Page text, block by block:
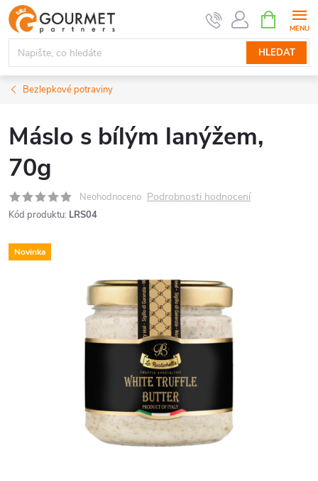
Přejít
na
obsah
HLEDAT
NÁKUPNÍ
KOŠÍK
Bezlepkové potraviny
Máslo s bílým lanýžem,
70g
Neohodnoceno Podrobnosti hodnocení
Kód produktu: LRS04
Novinka